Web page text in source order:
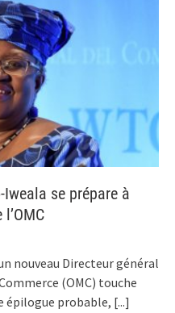
se prépare à
nouveau Directeur général
(OMC) touche
épilogue probable, [...]